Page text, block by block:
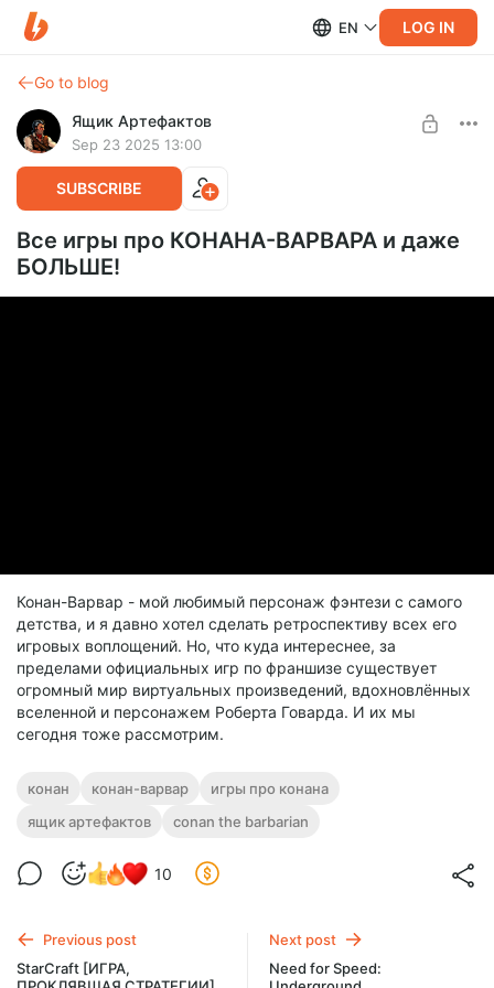
EN LOG IN
Go to blog
Ящик Артефактов
Sep 23 2025 13:00
SUBSCRIBE
Все игры про КОНАНА-ВАРВАРА и даже
БОЛЬШЕ!
Конан-Варвар - мой любимый персонаж фэнтези с самого
детства, и я давно хотел сделать ретроспективу всех его
игровых воплощений. Но, что куда интереснее, за
пределами официальных игр по франшизе существует
огромный мир виртуальных произведений, вдохновлённых
вселенной и персонажем Роберта Говарда. И их мы
сегодня тоже рассмотрим.
конан конан-варвар
игры про конана
ящик артефактов
conan the barbarian
10
Previous post
StarCraft [ИГРА,
Next post
Need for Speed: